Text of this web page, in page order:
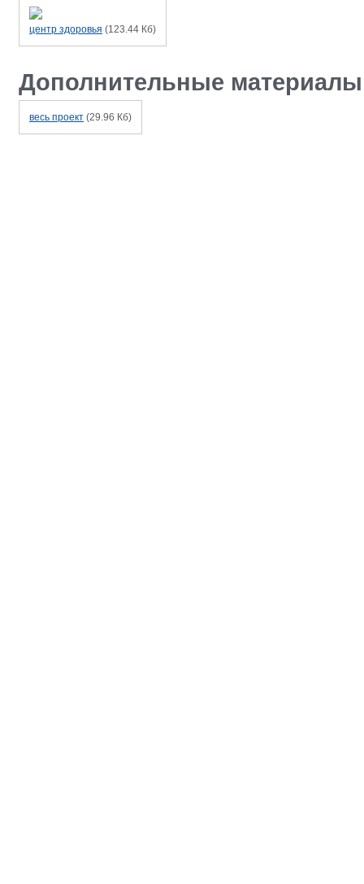
центр здоровья (123.44 Кб)
Дополнительные
весь проект (29.96 Кб)